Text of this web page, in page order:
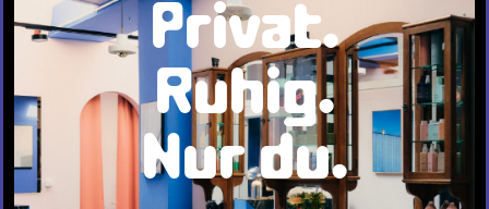
Privat.
Ruhig.
Nur du.